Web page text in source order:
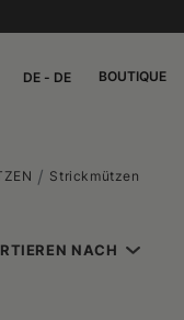
DE - DE BOUTIQUE
Strickmützen
NACH